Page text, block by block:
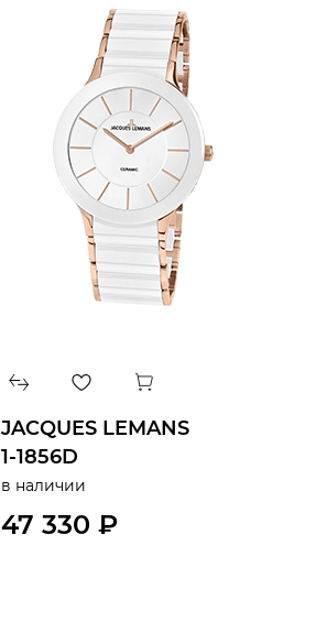
JACQUES LEMANS
1-1856D
в наличии
47 330 ₽